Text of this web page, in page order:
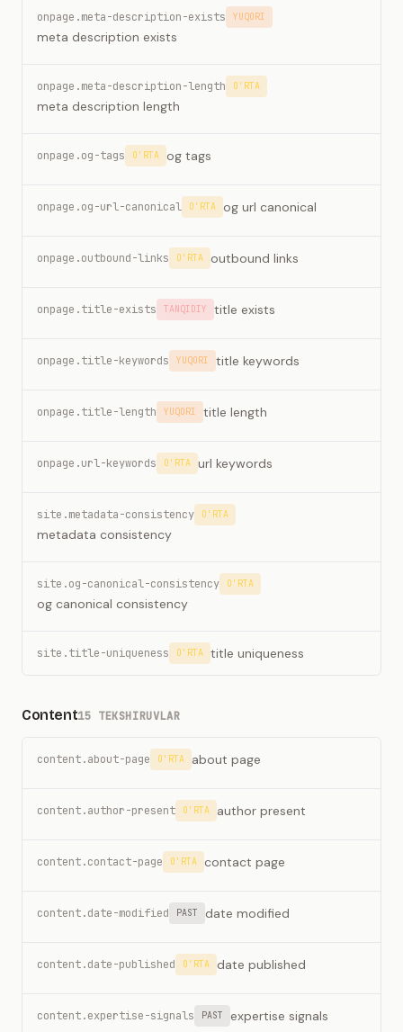
onpage.meta-description-exists YUQORI
meta description exists
onpage.meta-description-length O'RTA
meta description length
onpage.og-tags O'RTA og tags
onpage.og-url-canonical O'RTA og url canonical
onpage.outbound-links O'RTA outbound links
onpage.title-exists TANQIDIY title exists
onpage.title-keywords YUQORI title keywords
onpage.title-length YUQORI title length
onpage.url-keywords O'RTA url keywords
site.metadata-consistency O'RTA
metadata consistency
site.og-canonical-consistency O'RTA
og canonical consistency
site.title-uniqueness O'RTA title uniqueness
Content15 TEKSHIRUVLAR
content.about-page O'RTA about page
content.author-present O'RTA author present
content.contact-page O'RTA contact page
content.date-modified PAST date modified
content.date-published O'RTA date published
content.expertise-signals PAST expertise signals